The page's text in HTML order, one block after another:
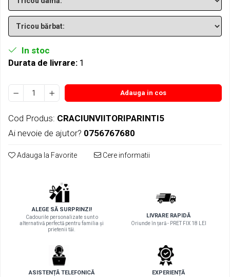
In stoc
Durata de livrare: 1
Adauga in cos
Cod Produs: CRACIUNVIITORIPARINTI5
Ai nevoie de ajutor? 0756767680
Adauga la Favorite Cere informatii
ALEGE SĂ SURPRINZI!
Cadourile personalizate sunt o
alternativă perfectă pentru familia și
prietenii tăi.
LIVRARE RAPIDĂ
Oriunde în țară - PRET FIX 18 LEI
ASISTENȚĂ TELEFONICĂ EXPERIENȚĂ